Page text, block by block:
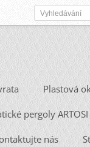
Plastová
pergoly ARTOSI
nás